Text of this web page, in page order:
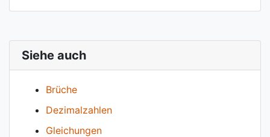
Siehe auch
Brüche
Dezimalzahlen
Gleichungen